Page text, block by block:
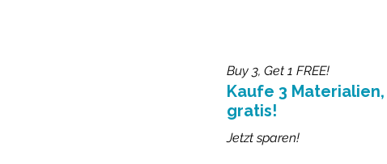
Jetzt sparen!
Kaufe 3
gratis!
Buy 3, Get 1 FREE!